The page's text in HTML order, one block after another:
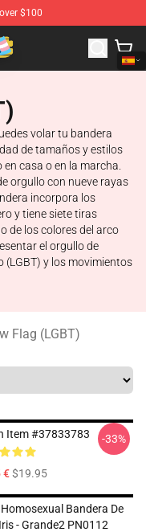
$100
Transgender Flag
volar tu bandera
de tamaños y estilos
casa o en la marcha.
orgullo con nueve rayas
incorpora los
y tiene siete tiras
de los colores del arco
el orgullo de
(LGBT) y los movimientos
Flag (LGBT)
Item #37833783
€$19.95
-33%
Bandera De
- Grande2 PN0112